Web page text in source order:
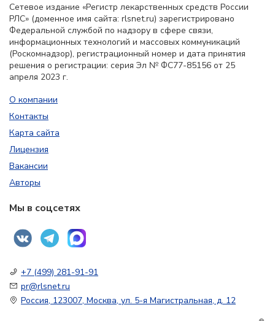
Сетевое издание «Регистр лекарственных средств России
РЛС» (доменное имя сайта: rlsnet.ru) зарегистрировано
Федеральной службой по надзору в сфере связи,
информационных технологий и массовых коммуникаций
(Роскомнадзор), регистрационный номер и дата принятия
решения о регистрации: серия Эл № ФС77-85156 от 25
апреля 2023 г.
О компании
Контакты
Карта сайта
Лицензия
Вакансии
Авторы
Мы в соцсетях
+7 (499) 281-91-91
pr@rlsnet.ru
Россия, 123007, Москва, ул. 5-я Магистральная, д. 12